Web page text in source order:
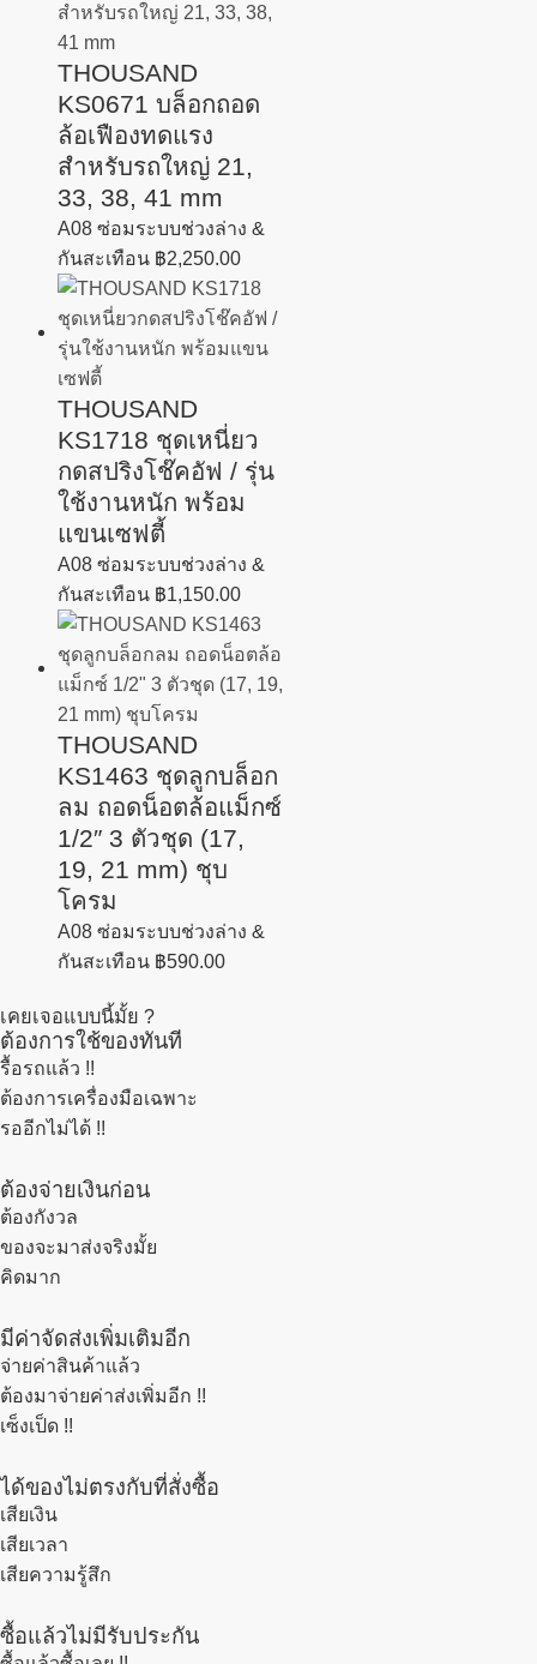
THOUSAND
KS0671 บล็อกถอด
ล้อเฟืองทดแรง
สำหรับรถใหญ่ 21,
33, 38, 41 mm
A08 ซ่อมระบบช่วงล่าง &
กันสะเทือน ฿2,250.00
THOUSAND
KS1718 ชุดเหนี่ยว
กดสปริงโช๊คอัฟ / รุ่น
ใช้งานหนัก พร้อม
แขนเซฟตี้
A08 ซ่อมระบบช่วงล่าง &
กันสะเทือน ฿1,150.00
THOUSAND
KS1463 ชุดลูกบล็อก
ลม ถอดน็อตล้อแม็กซ์
1/2″ 3 ตัวชุด (17,
19, 21 mm) ชุบ
โครม
A08 ซ่อมระบบช่วงล่าง &
กันสะเทือน ฿590.00
เคยเจอแบบนี้มั้ย ?
ต้องการใช้ของทันที
รื้อรถแล้ว !!
ต้องการเครื่องมือเฉพาะ
รออีกไม่ได้ !!
ต้องจ่ายเงินก่อน
ต้องกังวล
ของจะมาส่งจริงมั้ย
คิดมาก
มีค่าจัดส่งเพิ่มเติมอีก
จ่ายค่าสินค้าแล้ว
ต้องมาจ่ายค่าส่งเพิ่มอีก !!
เซ็งเป็ด !!
ได้ของไม่ตรงกับที่สั่งซื้อ
เสียเงิน
เสียเวลา
เสียความรู้สึก
ซื้อแล้วไม่มีรับประกัน